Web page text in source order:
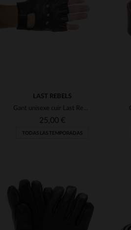
LAST REBELS
Gant unisexe cuir Last Rebels Noir
25,00 €
TODAS LAS TEMPORADAS